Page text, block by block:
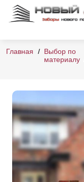
Главная
Выбор по
материалу